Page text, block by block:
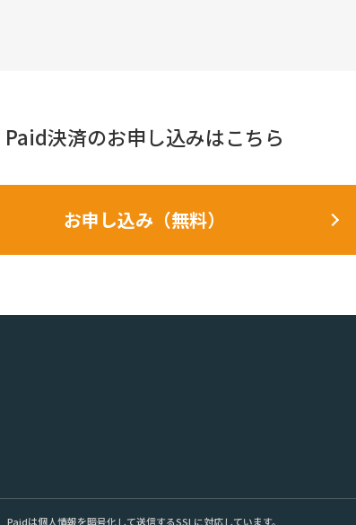
Paid決済のお申し込みはこちら
お申し込み（無料）
Paidは個人情報を暗号化して送信するSSLに対応しています。